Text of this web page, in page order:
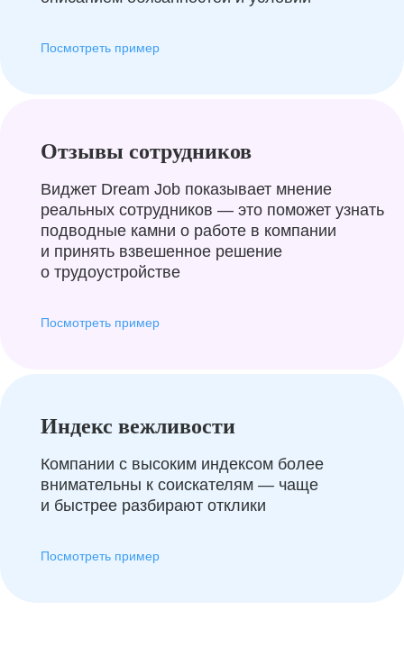
Посмотреть пример
Отзывы сотрудников
Виджет Dream Job показывает мнение
реальных сотрудников — это поможет узнать
подводные камни о работе в компании
и принять взвешенное решение
о трудоустройстве
Посмотреть пример
Индекс вежливости
Компании с высоким индексом более
внимательны к соискателям — чаще
и быстрее разбирают отклики
Посмотреть пример